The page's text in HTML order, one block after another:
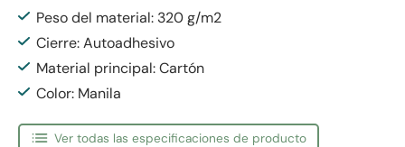
Peso del material: 320 g/m2
Cierre: Autoadhesivo
Material principal: Cartón
Color: Manila
Ver todas las especificaciones de producto